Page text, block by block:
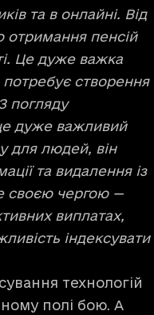
та в онлайні. Від
пенсій
Це дуже важка
створення
погляду
дуже важливий
для людей, він
та видалення із
своєю чергою —
виплатах,
індексувати
технологій
полі бою. А